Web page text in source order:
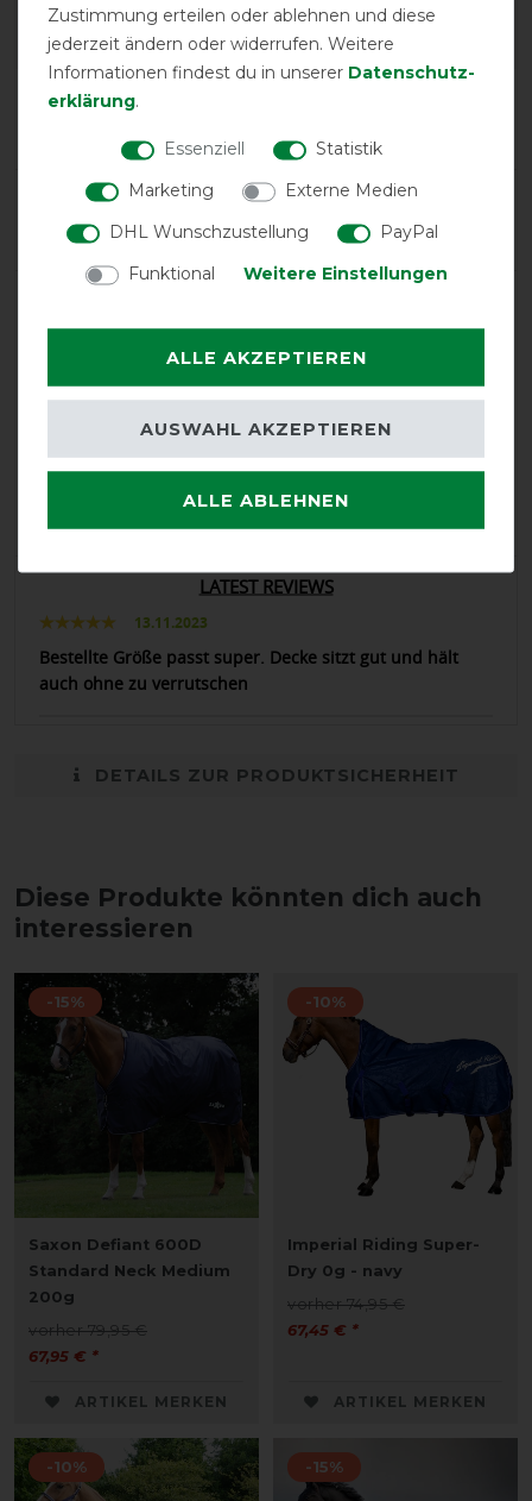
1
Product Rating
5/5
calculated from 1 customer reviews
Neutral
0%
0%
LATEST REVIEWS
13.11.2023
Bestellte Größe passt super. Decke sitzt gut und hält
auch ohne zu verrutschen
DETAILS ZUR PRODUKTSICHERHEIT
Diese Produkte könnten dich auch
interessieren
-15%
Saxon Defiant 600D
Standard Neck Medium
200g
vorher 79,95 €
67,95 € *
ARTIKEL MERKEN
-10%
Imperial Riding Super-
Dry 0g - navy
vorher 74,95 €
67,45 € *
ARTIKEL MERKEN
-10% -15%
Zustimmung erteilen oder ablehnen und diese
jederzeit ändern oder widerrufen. Weitere
Informationen findest du in unserer Daten­schutz­
erklärung.
Essenziell
Statistik
Marketing
Externe Medien
DHL Wunschzustellung
PayPal
Funktional
Weitere Einstellungen
ALLE AKZEPTIEREN
ALLE ABLEHNEN
AUSWAHL AKZEPTIEREN